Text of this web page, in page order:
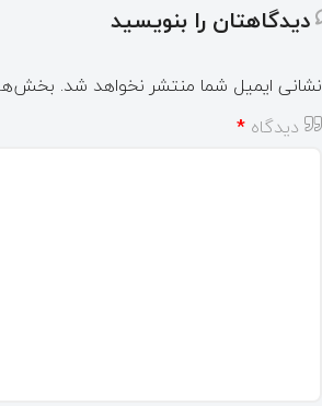
دیدگاهتان را بنویسید
نشانی ایمیل شما منتشر نخواهد شد.
دیدگاه *